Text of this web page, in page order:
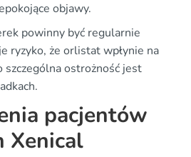
objawy.
powinny być regularnie
ryzyko, że orlistat wpłynie na
ostrożność jest
pacjentów
Xenical